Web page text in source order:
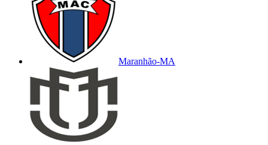
Maranhão-MA